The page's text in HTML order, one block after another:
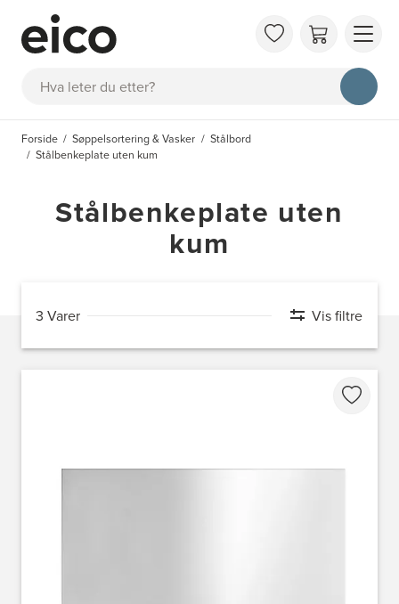
Søk
OM
FAQ
Forside Søppelsortering & Vasker
Stålbord
Stålbenkeplate uten kum
Stålbenkeplate uten
kum
3 Varer Vis filtre